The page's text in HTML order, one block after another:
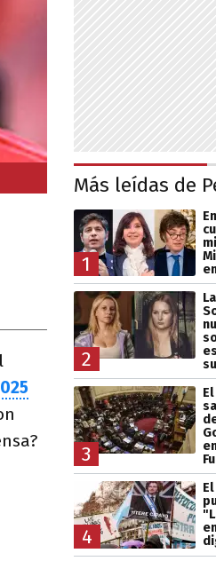
Más leídas de
1
2
3
4